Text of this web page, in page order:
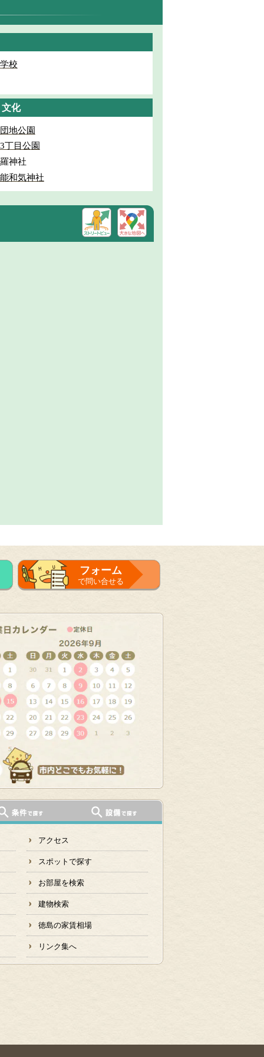
校
化
地公園
丁目公園
神社
和気神社
フォーム
で問い合せる
アクセス
スポットで探す
お部屋を検索
建物検索
徳島の家賃相場
リンク集へ